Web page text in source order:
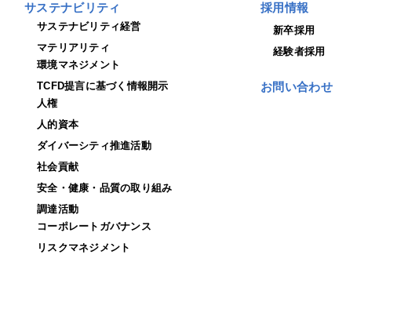
サステナビリティ
サステナビリティ経営
マテリアリティ
環境マネジメント
TCFD提言に基づく情報開示
人権
人的資本
ダイバーシティ推進活動
社会貢献
安全・健康・品質の取り組み
調達活動
コーポレートガバナンス
リスクマネジメント
採用情報
新卒採用
経験者採用
お問い合わせ